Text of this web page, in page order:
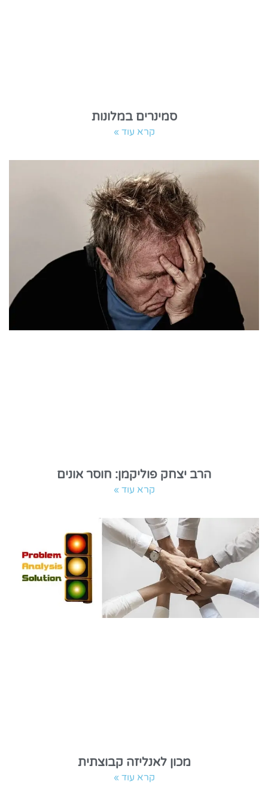
סמינרים במלונות
קרא עוד »
הרב יצחק פוליקמן: חוסר אונים
קרא עוד »
מכון לאנליזה קבוצתית
קרא עוד »